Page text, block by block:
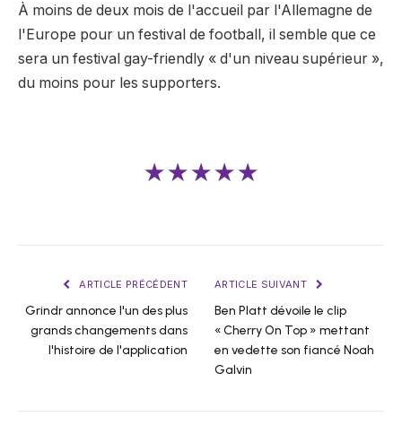
À moins de deux mois de l'accueil par l'Allemagne de
l'Europe pour un festival de football, il semble que ce
sera un festival gay-friendly « d'un niveau supérieur »,
du moins pour les supporters.
★★★★★
ARTICLE PRÉCÉDENT
Grindr annonce l'un des plus
grands changements dans
l'histoire de l'application
ARTICLE SUIVANT
Ben Platt dévoile le clip
« Cherry On Top » mettant
en vedette son fiancé Noah
Galvin